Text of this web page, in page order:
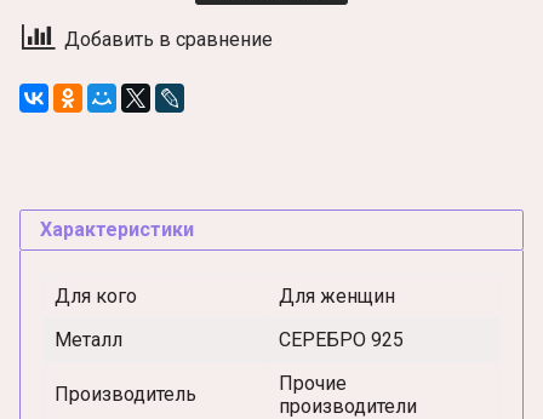
Добавить в сравнение
Характеристики
Для кого
Для женщин
Металл
СЕРЕБРО 925
Производитель
Прочие
производители